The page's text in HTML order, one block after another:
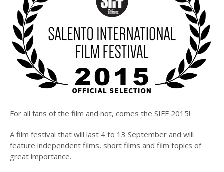
For all fans of the film and not, comes the SIFF 2015!
A film festival that will last 4 to 13 September and will
feature independent films, short films and film topics of
great importance.